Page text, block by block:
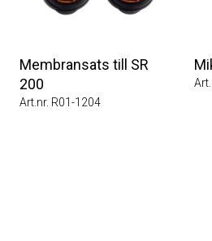
Membransats till SR
200
Art.nr. R01-1204